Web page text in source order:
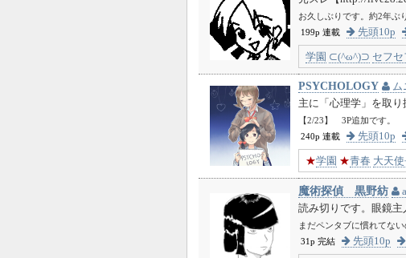
お久しぶりです。約2年ぶ
199p 連載
先頭10p
学園 ⊂(^ω^)⊃ セフセ
PSYCHOLOGY ム
主に「心理学」を取
【2/23】 3P追加です。
240p 連載
先頭10p
★学園 ★青春 大天
魔術探偵 黒野紡
読み切りです。眼鏡主
まだペンタブに慣れてな
31p 完結
先頭10p